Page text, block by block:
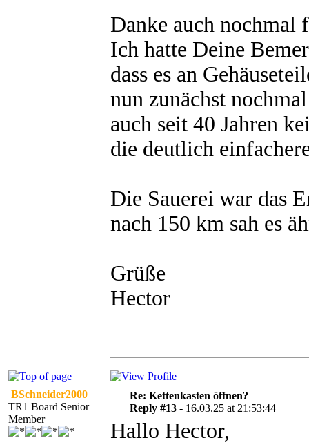
Danke auch
Ich hatte Deine
dass es an
nun zunächst
auch seit 40 Jahren
die deutlich
Die Sauerei war das
nach 150 km sah es
Grüße
Hector
BSchneider2000
TR1 Board Senior
Member
Re: Kettenkasten öffnen?
Reply #13 - 16.03.25 at 21:53:44
Hallo Hector,